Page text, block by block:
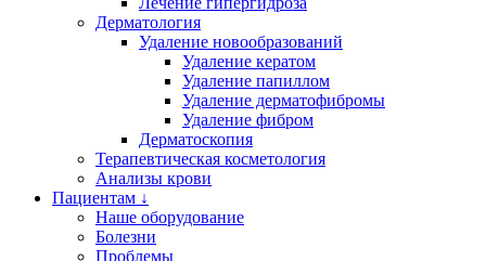
Дерматология
Удаление новообразований
Удаление кератом
Удаление папиллом
Удаление дерматофибромы
Удаление фибром
Дерматоскопия
Терапевтическая косметология
Анализы крови
Пациентам ↓
Наше оборудование
Болезни
Проблемы